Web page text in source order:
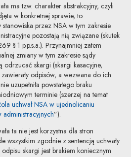
ma tzw. charakter abstrakcyjny, czyli
w konkretnej sprawie, to
przez NSA w tym zakresie
pozostają nią związane (skutek
§ 1 p.p.s.a.). Przynajmniej zatem
zmiany w tym zakresie sądy
odrzucać skargi (skargi kasacyjne,
odpisów, a wezwana do ich
uzupełniła powstałego braku
terminie (szerzej na temat
uchwał NSA w ujednolicaniu
”).
ta nie jest korzystna dla stron
wszystkim zgodnie z sentencją uchwały
skargi jest brakiem koniecznym